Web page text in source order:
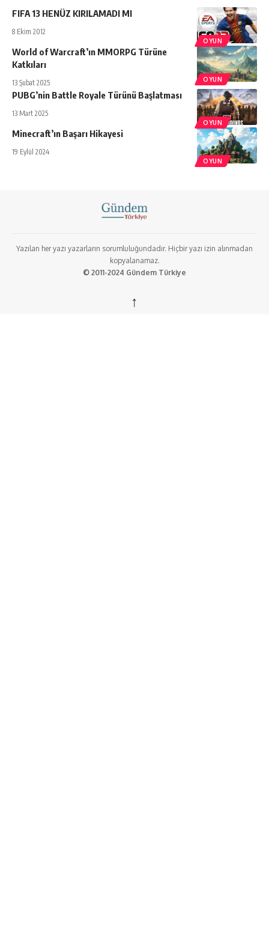
OYUN
FIFA 13 HENÜZ KIRILAMADI MI
8 Ekim 2012
OYUN
World of Warcraft’ın MMORPG Türüne
Katkıları
13 Şubat 2025
OYUN
PUBG’nin Battle Royale Türünü Başlatması
13 Mart 2025
OYUN
Minecraft’ın Başarı Hikayesi
19 Eylül 2024
Yazılan her yazı yazarların sorumluluğundadır. Hiçbir yazı izin alınmadan
kopyalanamaz.
© 2011-2024 Gündem Türkiye
↑